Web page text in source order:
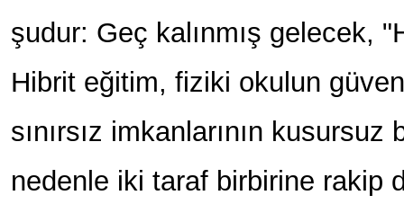
şudur: Geç kalınmış gelecek,
Hibrit eğitim, fiziki okulun
sınırsız imkanlarının
nedenle iki taraf birbirine rakip